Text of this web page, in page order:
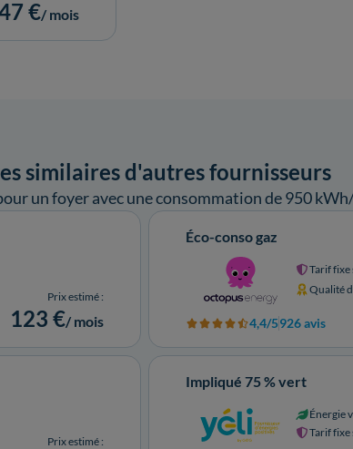
€/ mois
similaires d'autres fournisseurs
un foyer avec une consommation de 950
Prix estimé :
123 €/ mois
Éco-conso gaz
Tarif fixe
Qualité
4,4/5926 avis
Prix estimé :
Impliqué 75 % vert
Énergie
Tarif fixe